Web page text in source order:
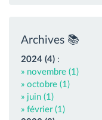
Archives 📚
2024 (4) :
» novembre (1)
» octobre (1)
» juin (1)
» février (1)